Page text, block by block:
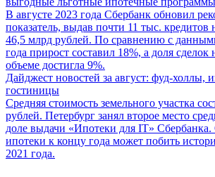
В августе 2023 года Сбербанк обновил
показатель, выдав почти 11 тыс.
46,5 млрд рублей. По сравнению с
года прирост составил 18%, а доля
объеме достигла 9%.
Дайджест новостей за август: фуд-
гостиницы
Средняя стоимость земельного участка
рублей. Петербург занял второе место
доле выдачи «Ипотеки для IT»
ипотеки к концу года может побить
2021 года.